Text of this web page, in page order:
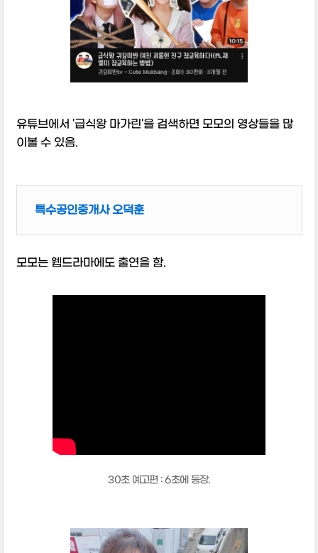
유튜브에서 '급식왕 마가린'을 검색하면 모모의 영상들을 많
이볼 수 있음.
특수공인중개사 오덕훈
모모는 웹드라마에도 출연을 함.
30초 예고편 : 6초에 등장.